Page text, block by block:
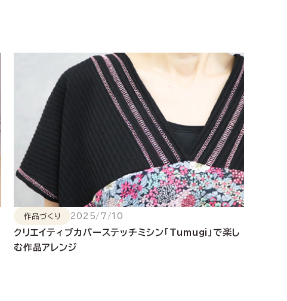
作品づくり 2025/7/10
クリエイティブカバーステッチミシン「Tumugi」で楽し
む作品アレンジ